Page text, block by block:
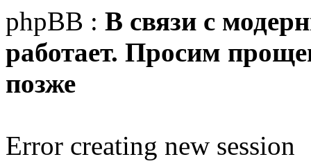
phpBB : В связи с
работает. Просим
позже
Error creating new session